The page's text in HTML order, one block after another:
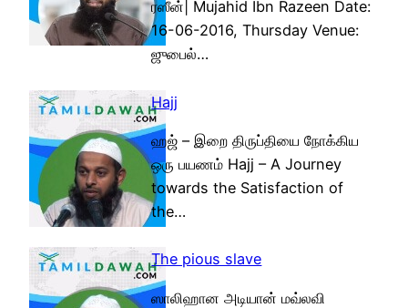
ரஸீன்| Mujahid Ibn Razeen Date:
16-06-2016, Thursday Venue:
ஜுபைல்…
Hajj
ஹஜ் – இறை திருப்தியை நோக்கிய
ஒரு பயணம் Hajj – A Journey
towards the Satisfaction of
the…
The pious slave
ஸாலிஹான அடியான் மவ்லவி